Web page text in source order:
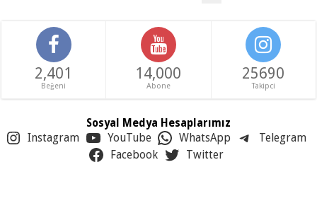
2,401
Beğeni
14,000
Abone
25690
Takipci
Sosyal Medya Hesaplarımız
Instagram YouTube WhatsApp
Telegram
Facebook
Twitter